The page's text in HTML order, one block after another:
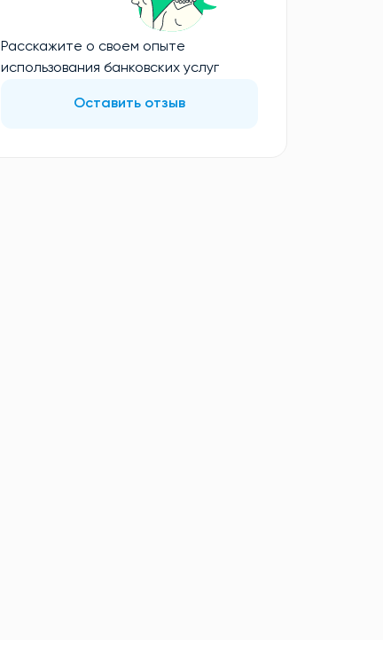
Расскажите о своем опыте
использования банковских услуг
Оставить отзыв